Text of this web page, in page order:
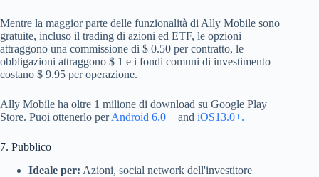
Mentre la maggior parte delle funzionalità di Ally Mobile sono
gratuite, incluso il trading di azioni ed ETF, le opzioni
attraggono una commissione di $ 0.50 per contratto, le
obbligazioni attraggono $ 1 e i fondi comuni di investimento
costano $ 9.95 per operazione.
Ally Mobile ha oltre 1 milione di download su Google Play
Store. Puoi ottenerlo perAndroid 6.0 + and iOS13.0+.
7. Pubblico
Ideale per: Azioni, social network dell'investitore